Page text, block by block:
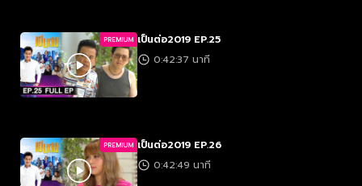
PREMIUM เป็นต่อ2019 EP.25
0:42:37 นาที
PREMIUM เป็นต่อ2019 EP.26
0:42:49 นาที